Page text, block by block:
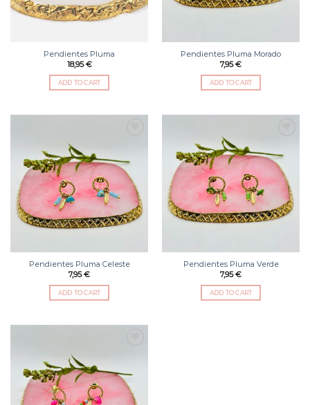
Pendientes Pluma
18,95€
ADD TO CART
Pendientes Pluma Morado
7,95€
ADD TO CART
lista
deseos
Pendientes Pluma Celeste
7,95€
ADD TO CART
lista
de
deseos
Pendientes Pluma Verde
7,95€
ADD TO CART
de
deseos